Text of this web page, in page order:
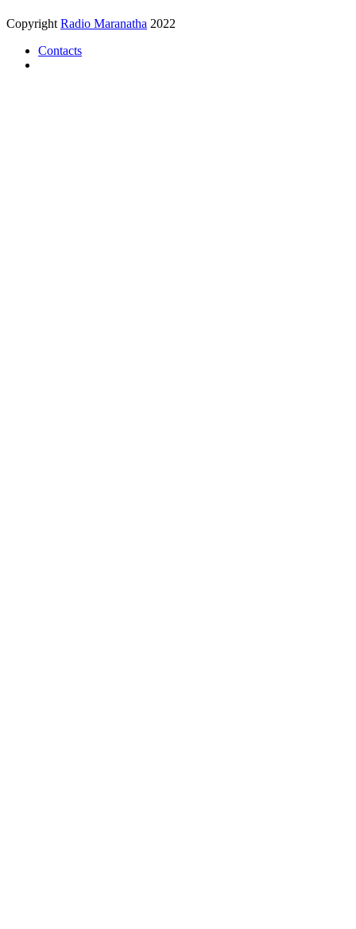
Copyright Radio Maranatha 2022
Contacts